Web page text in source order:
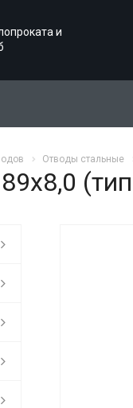
и
Отводы стальные